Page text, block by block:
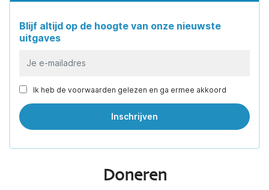
Blijf altijd op de hoogte van onze nieuwste
uitgaves
Ik heb de voorwaarden gelezen en ga ermee akkoord
Doneren